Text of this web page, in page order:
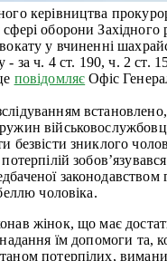
керівництва
оборони Західного
у вчиненні
- за ч. 4 ст. 190, ч. 2 ст.
повідомляє Офіс
безвісти зниклого
чоловіка.
жінок, що має
надання їм допомоги та,
потерпілих,